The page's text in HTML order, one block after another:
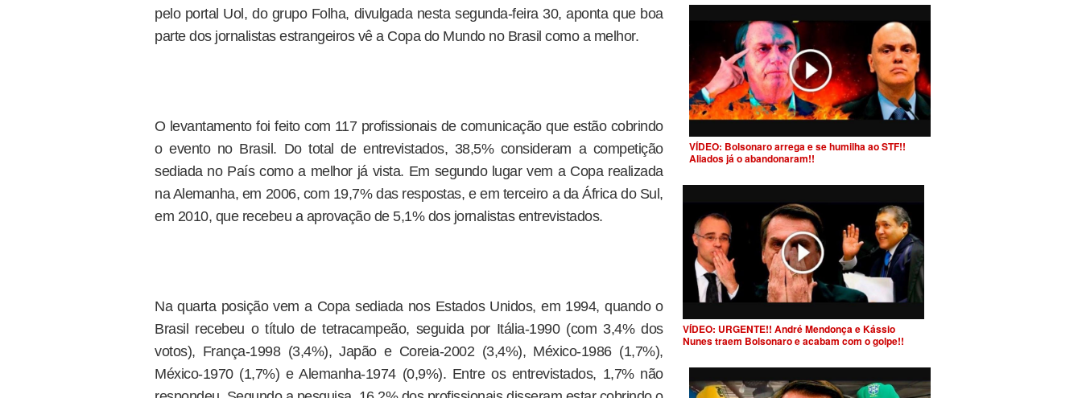
pelo portal Uol, do grupo Folha, divulgada nesta segunda-feira 30, aponta que boa
parte dos jornalistas estrangeiros vê a Copa do Mundo no Brasil como a melhor.
O levantamento foi feito com 117 profissionais de comunicação que estão cobrindo
o evento no Brasil. Do total de entrevistados, 38,5% consideram a competição
sediada no País como a melhor já vista. Em segundo lugar vem a Copa realizada
na Alemanha, em 2006, com 19,7% das respostas, e em terceiro a da África do Sul,
em 2010, que recebeu a aprovação de 5,1% dos jornalistas entrevistados.
Na quarta posição vem a Copa sediada nos Estados Unidos, em 1994, quando o
Brasil recebeu o título de tetracampeão, seguida por Itália-1990 (com 3,4% dos
votos), França-1998 (3,4%), Japão e Coreia-2002 (3,4%), México-1986 (1,7%),
México-1970 (1,7%) e Alemanha-1974 (0,9%). Entre os entrevistados, 1,7% não
VÍDEO: Bolsonaro arrega e se humilha ao STF!!
Aliados já o abandonaram!!
VÍDEO: URGENTE!! André Mendonça e Kássio
Nunes traem Bolsonaro e acabam com o golpe!!